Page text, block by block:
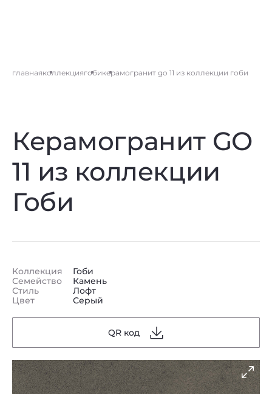
главнаяколлекциягобикерамогранит go 11 из коллекции гоби
Керамогранит GO
11 из коллекции
Гоби
Коллекция
Семейство
Стиль
Цвет
Гоби
Камень
Лофт
Серый
QR код